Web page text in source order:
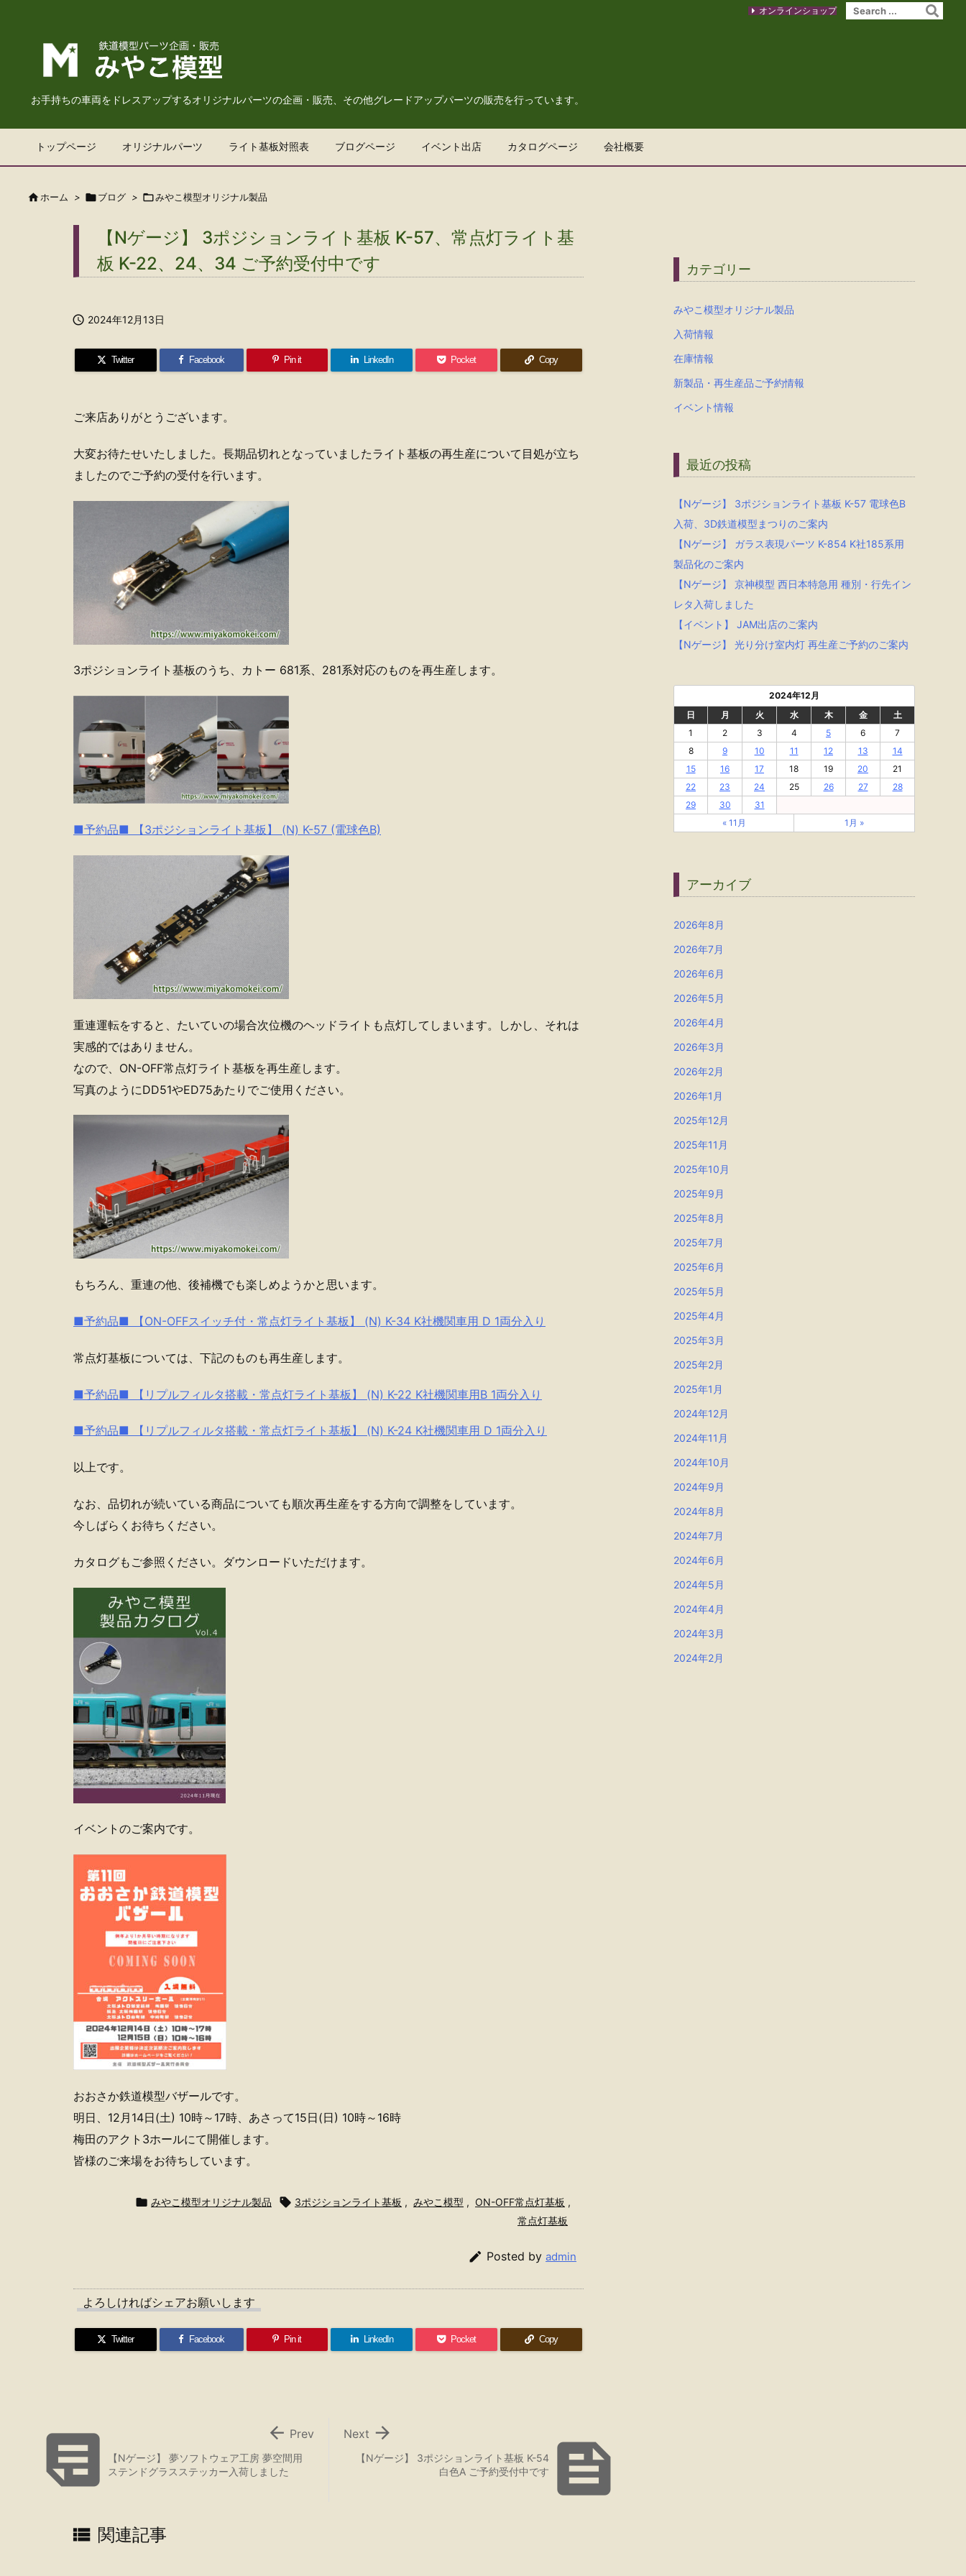
お手持ちの車両をドレスアップするオリジナルパーツの企画・販売、その他グレードアップパーツの販売を行っています。
トップページ オリジナルパーツ ライト基板対照表 ブログページ イベント出店 カタログページ 会社概要
オンラインショップ
 ホーム > ブログ > みやこ模型オリジナル製品
【Nゲージ】 3ポジションライト基板 K-57、常点灯ライト基
板 K-22、24、34 ご予約受付中です
 2024年12月13日
Twitter Facebook Pin it LinkedIn Pocket Copy
ご来店ありがとうございます。
大変お待たせいたしました。長期品切れとなっていましたライト基板の再生産について目処が立ち
ましたのでご予約の受付を行います。
3ポジションライト基板のうち、カトー 681系、281系対応のものを再生産します。
■予約品■ 【3ポジションライト基板】 (N) K-57 (電球色B)
重連運転をすると、たいていの場合次位機のヘッドライトも点灯してしまいます。しかし、それは
実感的ではありません。
なので、ON-OFF常点灯ライト基板を再生産します。
写真のようにDD51やED75あたりでご使用ください。
もちろん、重連の他、後補機でも楽しめようかと思います。
■予約品■ 【ON-OFFスイッチ付・常点灯ライト基板】 (N) K-34 K社機関車用 D 1両分入り
常点灯基板については、下記のものも再生産します。
■予約品■ 【リプルフィルタ搭載・常点灯ライト基板】 (N) K-22 K社機関車用B 1両分入り
■予約品■ 【リプルフィルタ搭載・常点灯ライト基板】 (N) K-24 K社機関車用 D 1両分入り
以上です。
なお、品切れが続いている商品についても順次再生産をする方向で調整をしています。
今しばらくお待ちください。
カタログもご参照ください。ダウンロードいただけます。
イベントのご案内です。
おおさか鉄道模型バザールです。
明日、12月14日(土) 10時～17時、あさって15日(日) 10時～16時
梅田のアクト3ホールにて開催します。
皆様のご来場をお待ちしています。
 みやこ模型オリジナル製品  3ポジションライト基板 , みやこ模型 , ON-OFF常点灯基板 ,
常点灯基板
 Posted by admin
よろしければシェアお願いします
Twitter Facebook Pin it LinkedIn Pocket Copy

【Nゲージ】 3ポジションライト基板 K-54
白色A ご予約受付中です

Next
 【Nゲージ】 夢ソフトウェア工房 夢空間用
ステンドグラスステッカー入荷しました
 Prev
 関連記事
カテゴリー
みやこ模型オリジナル製品
入荷情報
在庫情報
新製品・再生産品ご予約情報
イベント情報
最近の投稿
【Nゲージ】 3ポジションライト基板 K-57 電球色B
入荷、3D鉄道模型まつりのご案内
【Nゲージ】 ガラス表現パーツ K-854 K社185系用
製品化のご案内
【Nゲージ】 京神模型 西日本特急用 種別・行先イン
レタ入荷しました
【イベント】 JAM出店のご案内
【Nゲージ】 光り分け室内灯 再生産ご予約のご案内
2024年12月
日
月 火 水 木 金
土
1
2 3 4 5 6
7
8
9 10 11 12 13
14
15
16 17 18 19 20
21
22
23 24 25 26 27
28
29
30
31
« 11月
1月 »
アーカイブ
2026年8月
2026年7月
2026年6月
2026年5月
2026年4月
2026年3月
2026年2月
2026年1月
2025年12月
2025年11月
2025年10月
2025年9月
2025年8月
2025年7月
2025年6月
2025年5月
2025年4月
2025年3月
2025年2月
2025年1月
2024年12月
2024年11月
2024年10月
2024年9月
2024年8月
2024年7月
2024年6月
2024年5月
2024年4月
2024年3月
2024年2月